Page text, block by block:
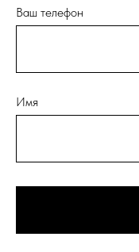
Ваш телефон
Имя